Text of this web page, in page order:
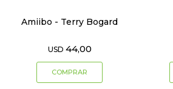
Amiibo - Terry Bogard
USD 44,00